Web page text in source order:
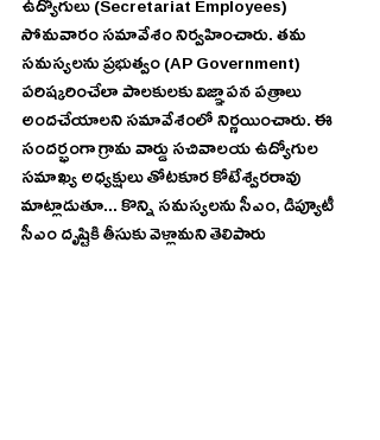
ఉద్యోగులు (Secretariat Employees)
సోమవారం సమావేశం నిర్వహించారు. తమ
సమస్యలను ప్రభుత్వం (AP Government)
పరిష్కరించేలా పాలకులకు విజ్ఞాపన పత్రాలు
అందచేయాలని సమావేశంలో నిర్ణయించారు. ఈ
సందర్భంగా గ్రామ వార్డు సచివాలయ ఉద్యోగుల
సమాఖ్య అధ్యక్షులు తోటకూర కోటేశ్వరరావు
మాట్లాడుతూ... కొన్ని సమస్యలను సీఎం, డిప్యూటీ
సీఎం దృష్టికి తీసుకు వెళ్లామని తెలిపారు